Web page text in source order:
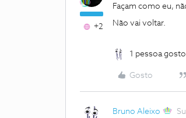
+2
Façam como eu,
Não vai voltar.
1 pessoa
Gosto
Bruno Aleixo